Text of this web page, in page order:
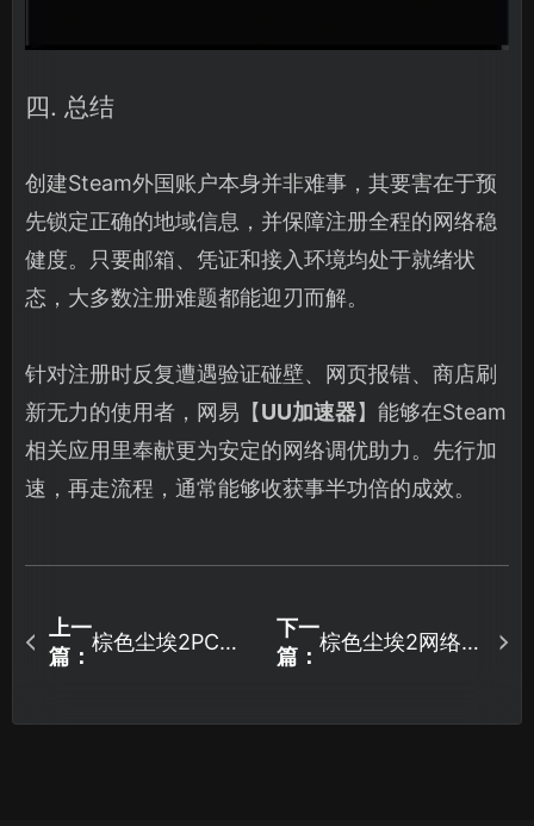
四. 总结
创建Steam外国账户本身并非难事，其要害在于预
先锁定正确的地域信息，并保障注册全程的网络稳
健度。只要邮箱、凭证和接入环境均处于就绪状
态，大多数注册难题都能迎刃而解。
针对注册时反复遭遇验证碰壁、网页报错、商店刷
新无力的使用者，网易【UU加速器】能够在Steam
相关应用里奉献更为安定的网络调优助力。先行加
速，再走流程，通常能够收获事半功倍的成效。
上一
篇：
棕色尘埃2PC端
下一
篇：
棕色尘埃2网络错
解决！